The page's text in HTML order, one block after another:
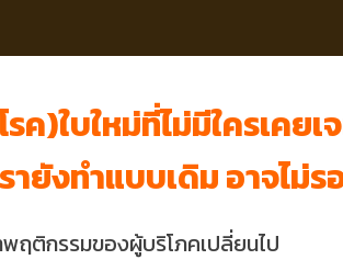
รค)ใบใหม่ที่ไม่มีใครเคย
ายังทำแบบเดิม อาจไม่
พฤติกรรมของผู้บริโภคเปลี่ยนไป